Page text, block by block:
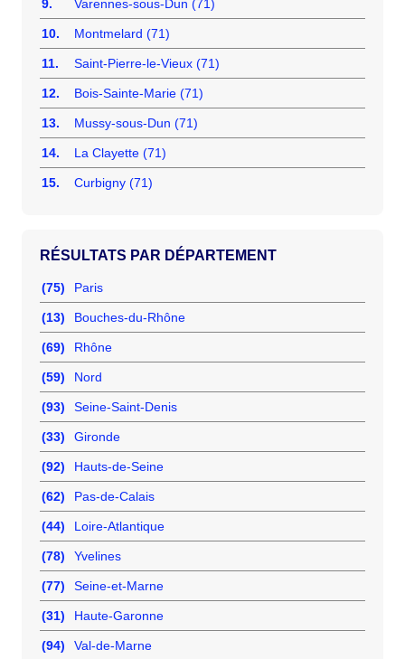
9. Varennes-sous-Dun (71)
10. Montmelard (71)
11. Saint-Pierre-le-Vieux (71)
12. Bois-Sainte-Marie (71)
13. Mussy-sous-Dun (71)
14. La Clayette (71)
15. Curbigny (71)
RÉSULTATS PAR DÉPARTEMENT
(75) Paris
(13) Bouches-du-Rhône
(69) Rhône
(59) Nord
(93) Seine-Saint-Denis
(33) Gironde
(92) Hauts-de-Seine
(62) Pas-de-Calais
(44) Loire-Atlantique
(78) Yvelines
(77) Seine-et-Marne
(31) Haute-Garonne
(94) Val-de-Marne